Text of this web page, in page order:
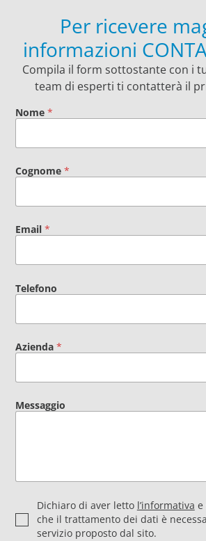
Per ricevere
informazioni
Compila il form sottostante con i
team di esperti ti contatterà il
Nome*
Cognome*
Email*
Telefono
Azienda*
Messaggio
r
i
Dichiaro di aver letto l’informativa e
che il trattamento dei dati è
servizio proposto dal sito.